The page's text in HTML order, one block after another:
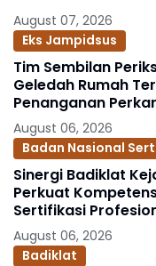
August 07, 2026
Eks Jampidsus
Tim Sembilan
Geledah Rumah
Penanganan
August 06, 2026
Badan Nasional
Sinergi Badiklat
Perkuat
Sertifikasi
August 06, 2026
Badiklat